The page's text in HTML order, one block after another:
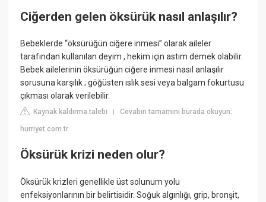
Ciğerden gelen öksürük nasıl anlaşılır?
Bebeklerde “öksürüğün ciğere inmesi” olarak aileler
tarafından kullanılan deyim , hekim için astım demek olabilir.
Bebek ailelerinin öksürüğün ciğere inmesi nasıl anlaşılır
sorusuna karşılık ; göğüsten ıslık sesi veya balgam fokurtusu
çıkması olarak verilebilir.
Kaynak kaldırma talebi |Cevabın tamamını burada okuyun:
hurriyet.com.tr
Öksürük krizi neden olur?
Öksürük krizleri genellikle üst solunum yolu
enfeksiyonlarının bir belirtisidir. Soğuk algınlığı, grip, bronşit,